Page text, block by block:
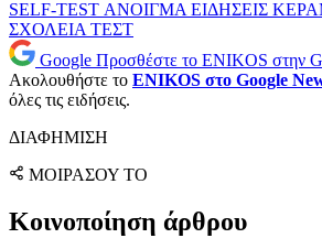
SELF-TEST ΑΝΟΙΓΜΑ ΕΙΔΗΣΕΙΣ
ΣΧΟΛΕΙΑ ΤΕΣΤ
Google Προσθέστε το ENIKOS στην
Ακολουθήστε το ENIKOS στο Google
όλες τις ειδήσεις.
ΔΙΑΦΗΜΙΣΗ
ΜΟΙΡΑΣΟΥ ΤΟ
Κοινοποίηση άρθρου